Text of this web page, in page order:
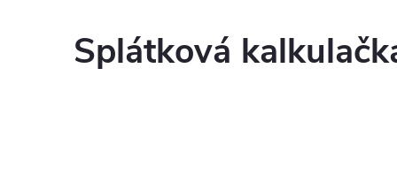
Splátková